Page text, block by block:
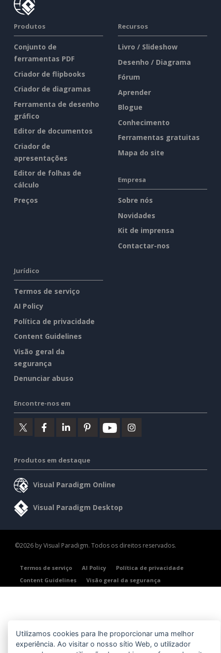
Produtos
Conjunto de
ferramentas PDF
Criador de flipbooks
Criador de diagramas
Ferramenta de desenho
gráfico
Editor de documentos
Criador de
apresentações
Editor de folhas de
cálculo
Preços
Recursos
Livro / Slideshow
Desenho / Diagrama
Fórum
Aprender
Blogue
Conhecimento
Ferramentas gratuitas
Mapa do site
Empresa
Sobre nós
Novidades
Kit de imprensa
Contactar-nos
Jurídico
Termos de serviço
AI Policy
Política de privacidade
Content Guidelines
Visão geral da
segurança
Denunciar abuso
Encontre-nos em
Produtos em destaque
Visual Paradigm Online
Visual Paradigm Desktop
©2026 by Visual Paradigm. Todos os direitos reservados.
Termos de serviço AI Policy
Política de privacidade
Content Guidelines
Visão geral da segurança
Utilizamos cookies para lhe proporcionar uma melhor
experiência. Ao visitar o nosso sítio Web, o utilizador